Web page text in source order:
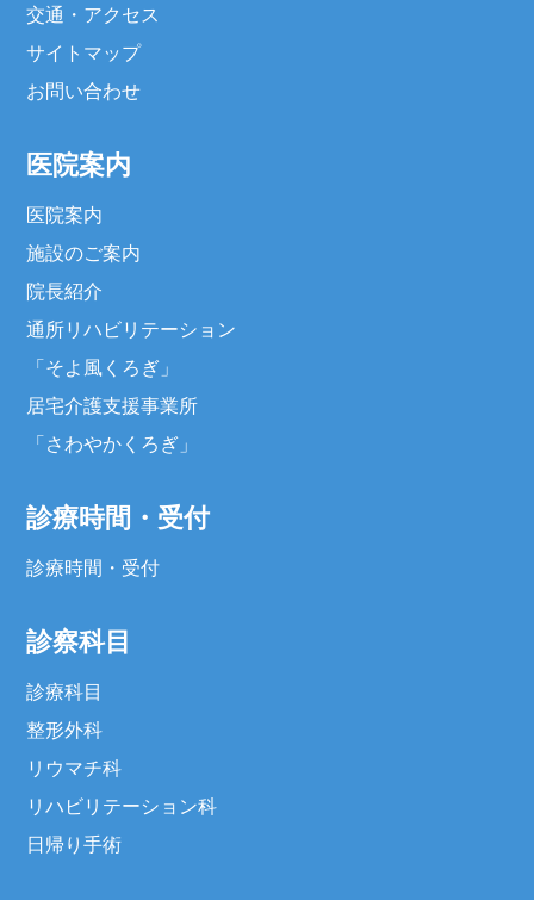
交通・アクセス
サイトマップ
お問い合わせ
医院案内
医院案内
施設のご案内
院長紹介
通所リハビリテーション
「そよ風くろぎ」
居宅介護支援事業所
「さわやかくろぎ」
診療時間・受付
診療時間・受付
診察科目
診療科目
整形外科
リウマチ科
リハビリテーション科
日帰り手術